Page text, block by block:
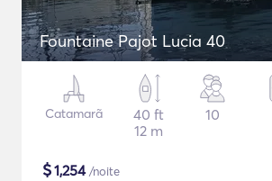
Fountaine Pajot Lucia 40
Catamarã
40 ft
12 m
10
$1,254/noite